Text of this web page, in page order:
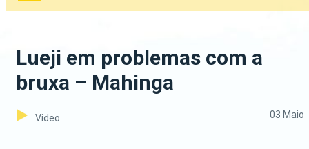
Lueji em problemas com a
bruxa – Mahinga
Video 03 Maio